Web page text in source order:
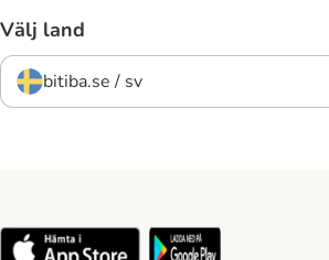
Välj land
bitiba.se / sv